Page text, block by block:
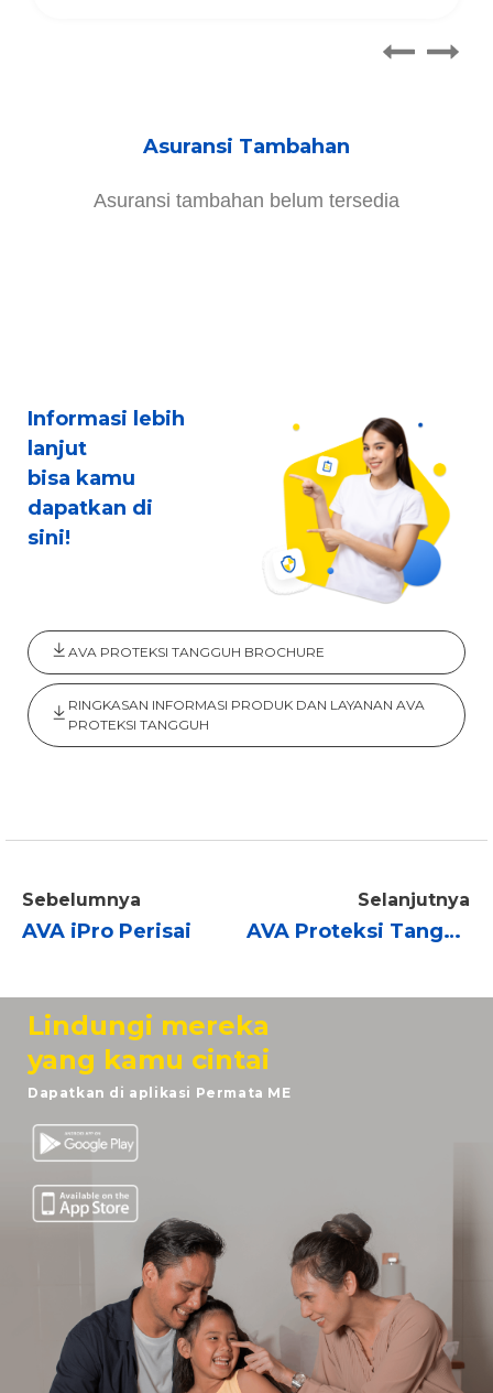
Asuransi Tambahan
Asuransi tambahan belum tersedia
Informasi lebih
lanjut
bisa kamu
dapatkan di
sini!
AVA PROTEKSI TANGGUH BROCHURE
RINGKASAN INFORMASI PRODUK DAN LAYANAN AVA
PROTEKSI TANGGUH
Sebelumnya
AVA iPro Perisai
Selanjutnya
AVA Proteksi Tangguh (PermataBank)
Lindungi mereka
yang kamu cintai
Dapatkan di aplikasi Permata ME